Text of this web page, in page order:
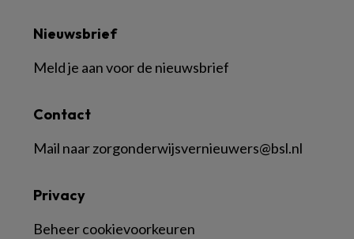
Nieuwsbrief
Meld je aan voor de nieuwsbrief
Contact
Mail naarzorgonderwijsvernieuwers@bsl.nl
Privacy
Beheer cookievoorkeuren